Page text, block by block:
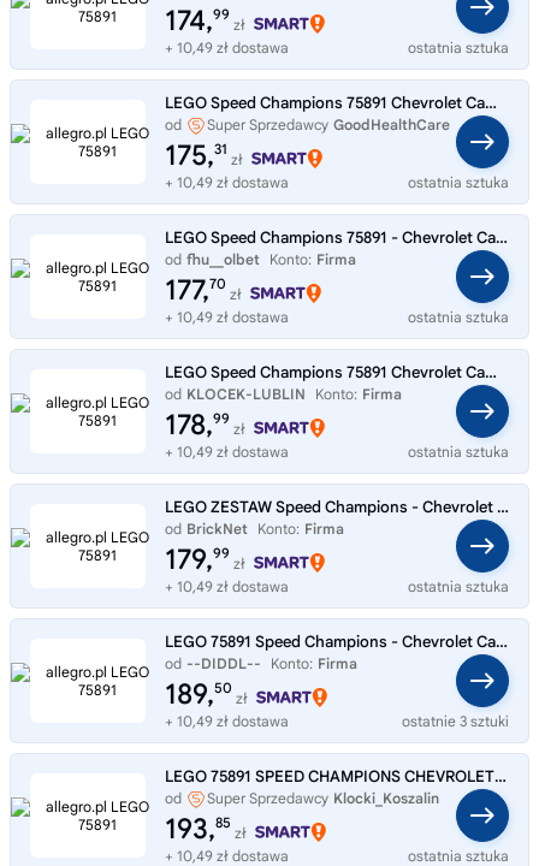
174,99
zł
+ 10,49 zł dostawa
ostatnia sztuka
LEGO Speed Champions 75891 Chevrolet Camaro ZL1
od Super Sprzedawcy GoodHealthCare
175,31
zł
+ 10,49 zł dostawa
ostatnia sztuka
LEGO Speed Champions 75891 - Chevrolet Camaro ZL1
od fhu__olbet Konto: Firma
177,70
zł
+ 10,49 zł dostawa
ostatnia sztuka
LEGO Speed Champions 75891 Chevrolet Camaro ZL1+ Torba prezentowa LEGO
od KLOCEK-LUBLIN Konto: Firma
178,99
zł
+ 10,49 zł dostawa
ostatnia sztuka
LEGO ZESTAW Speed Champions - Chevrolet Camaro ZL1 75891
od BrickNet Konto: Firma
179,99
zł
+ 10,49 zł dostawa
ostatnia sztuka
LEGO 75891 Speed Champions - Chevrolet Camaro ZL1 - NOWY
od --DIDDL-- Konto: Firma
189,50
zł
+ 10,49 zł dostawa
ostatnie 3 sztuki
LEGO 75891 SPEED CHAMPIONS CHEVROLET CAMARO ZL1
od Super Sprzedawcy Klocki_Koszalin
193,85
zł
+ 10,49 zł dostawa
ostatnia sztuka